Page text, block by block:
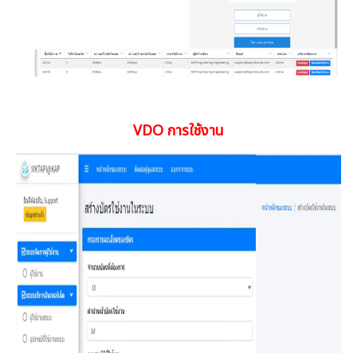
VDO การใช้งาน